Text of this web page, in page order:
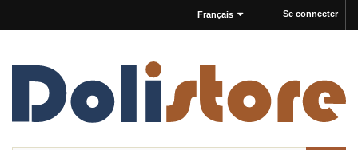
Se connecter
Français